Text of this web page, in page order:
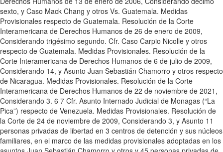
sexto, y Caso Mack Chang y otros Vs. Guatemala. Medidas
Provisionales respecto de Guatemala. Resolución de la Corte
Interamericana de Derechos Humanos de 26 de enero de 2009,
Considerando trigésimo segundo. Cfr. Caso Carpio Nicolle y otros
respecto de Guatemala. Medidas Provisionales. Resolución de la
Corte Interamericana de Derechos Humanos de 6 de julio de 2009,
Considerando 14, y Asunto Juan Sebastián Chamorro y otros respecto
de Nicaragua. Medidas Provisionales. Resolución de la Corte
Interamericana de Derechos Humanos de 22 de noviembre de 2021,
Considerando 3. 6 7 Cfr. Asunto Internado Judicial de Monagas (“La
Pica”) respecto de Venezuela. Medidas Provisionales. Resolución de
la Corte de 24 de noviembre de 2009, Considerando 3, y Asunto 11
personas privadas de libertad en 3 centros de detención y sus núcleos
familiares, en el marco de las medidas provisionales adoptadas en los